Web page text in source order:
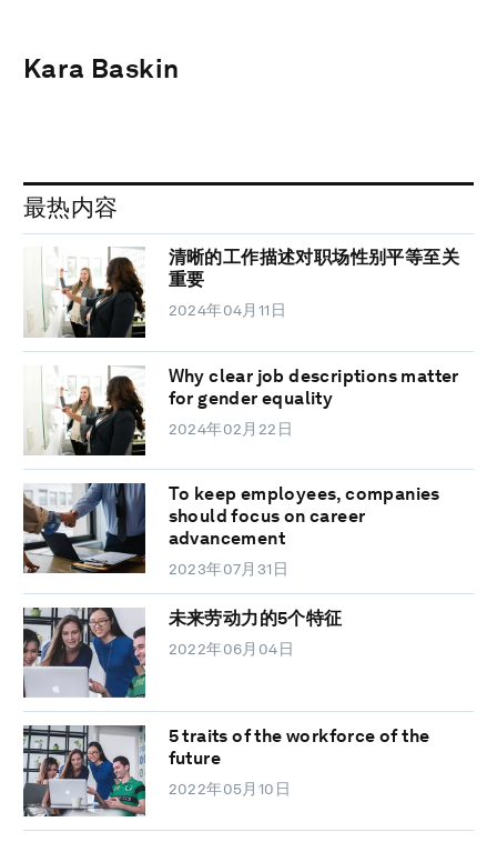
Kara Baskin
最热内容
清晰的工作描述对职场性别平等至关
重要
2024年04月11日
Why clear job descriptions matter
for gender equality
2024年02月22日
To keep employees, companies
should focus on career
advancement
2023年07月31日
未来劳动力的5个特征
2022年06月04日
5 traits of the workforce of the
future
2022年05月10日